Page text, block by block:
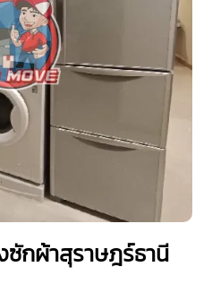
ซักผ้าสุราษฎร์ธานี